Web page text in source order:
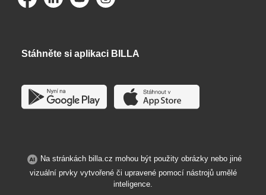
Stáhněte si aplikaci BILLA
Na stránkách billa.cz mohou být použity obrázky nebo jiné
vizuální prvky vytvořené či upravené pomocí nástrojů umělé
inteligence.